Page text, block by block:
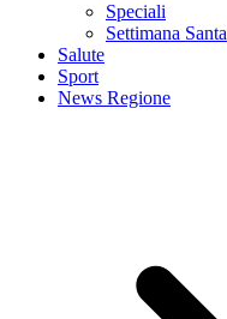
Speciali
Settimana Santa
Salute
Sport
News Regione